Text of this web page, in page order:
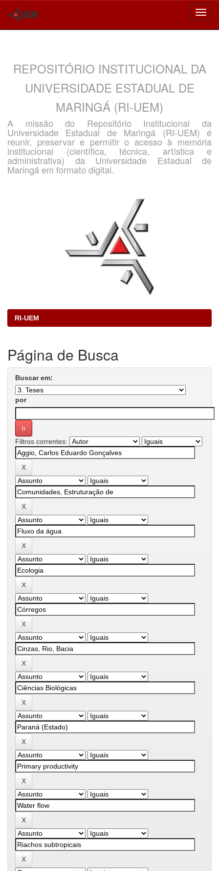
REPOSITÓRIO INSTITUCIONAL DA
UNIVERSIDADE ESTADUAL DE
MARINGÁ (RI-UEM)
A missão do Repositório Institucional da
Universidade Estadual de Maringá (RI-UEM) é
reunir, preservar e permitir o acesso à memória
institucional (científica, técnica, artística e
administrativa) da Universidade Estadual de
Maringá em formato digital.
RI-UEM
Página de Busca
Buscar em:
por
Filtros correntes: